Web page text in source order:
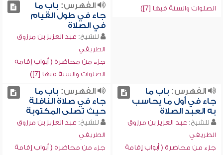
الصلوات والسنة فيها [7])
الفهرس: باب ما
جاء في طول القيام
في الصلاة
للشيخ: عبد العزيز بن مرزوق
الطريفي
جزء من محاضرة ( أبواب إقامة
الصلوات والسنة فيها [7])
الفهرس: باب ما
جاء في أول ما يحاسب
به العبد الصلاة
للشيخ: عبد العزيز بن مرزوق
الطريفي
جزء من محاضرة ( أبواب إقامة
الفهرس: باب ما
جاء في صلاة النافلة
حيث تصلى المكتوبة
للشيخ: عبد العزيز بن مرزوق
الطريفي
جزء من محاضرة ( أبواب إقامة